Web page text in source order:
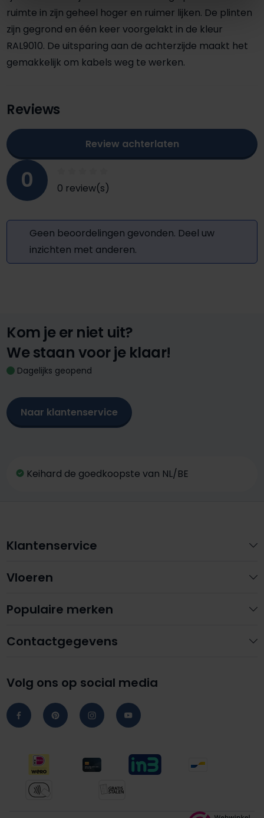
ruimte in zijn geheel hoger en ruimer lijken. De plinten
zijn gegrond en één keer voorgelakt in de kleur
RAL9010. De uitsparing aan de achterzijde maakt het
gemakkelijk om kabels weg te werken.
Reviews
0 0 review(s)
Review achterlaten
Geen beoordelingen gevonden. Deel uw
inzichten met anderen.
Kom je er niet uit?
We staan voor je klaar!
Dagelijks geopend
Naar klantenservice
Keihard de goedkoopste van NL/BE
Contactgegevens
Volg ons op social media
Klantenservice
Vloeren
Populaire merken